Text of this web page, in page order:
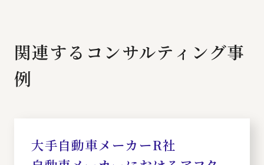
関連するコンサルティング事
例
大手自動車メーカーR社